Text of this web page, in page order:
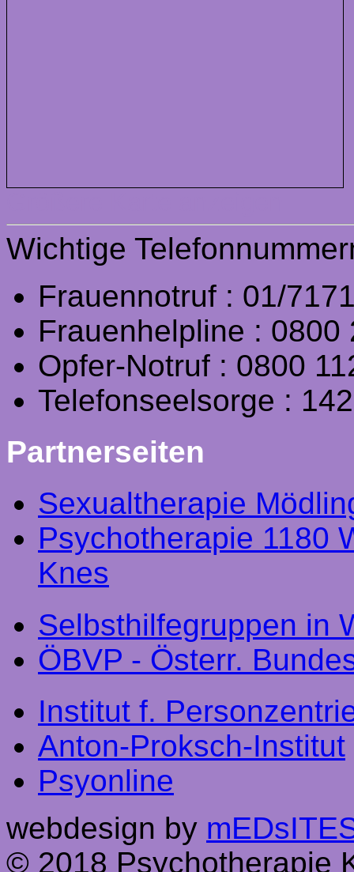
Wichtige
Frauennotruf : 01/
Frauenhelpline :
Opfer-Notruf : 0800
Telefonseelsorge : 142
Partnerseiten
Sexualtherapie
Psychotherapie 1180
Knes
Selbsthilfegruppen in
ÖBVP - Österr.
Institut f.
Anton-Proksch-Institut
Psyonline
webdesign by
© 2018 Psychotherapie